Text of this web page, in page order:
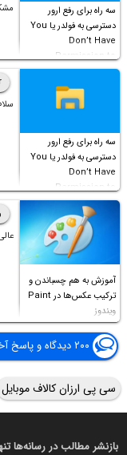
سه راه برای رفع ارور
دسترسی به فولدر یا You
Don’t Have
Permission to
Access this folder
سه راه برای رفع ارور
دسترسی به فولدر یا You
Don’t Have
Permission to
Access this folder
آموزش به هم چسباندن و
ترکیب عکس‌ها در Paint
ویندوز
۲۰۰ دیدگاه و پاسخ آخر
سی پی ارزان کالاف موبایل
بازنشر مطالب در رسانه‌ها